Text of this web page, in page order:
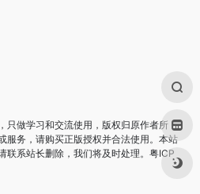
只做学习和交流使用，版权归原作者所
服务，请购买正版授权并合法使用。本站
系站长删除，我们将及时处理。 粤ICP